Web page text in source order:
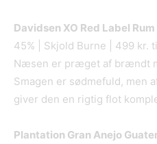
Davidsen XO Red Label Rum
45% | Skjold Burne | 499 kr.
Næsen er præget af brændt
Smagen er sødmefuld, men
giver den en rigtig flot
Plantation Gran Anejo